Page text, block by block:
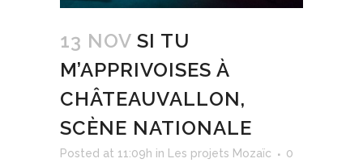
13 NOV SI TU
M’APPRIVOISES À
CHÂTEAUVALLON,
SCÈNE NATIONALE
Posted at 11:09h in Les projets Mozaïc
0